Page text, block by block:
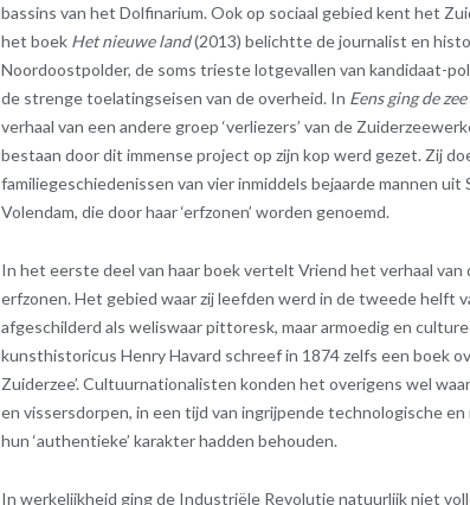
bassins van het Dolfinarium. Ook op sociaal gebied kent het
het boek Het nieuwe land(2013) belichtte de journalist en
Noordoostpolder, de soms trieste lotgevallen van kandidaat-
de strenge toelatingseisen van de overheid. In Eens ging de
verhaal van een andere groep ‘verliezers’ van de
bestaan door dit immense project op zijn kop werd gezet. Zij
familiegeschiedenissen van vier inmiddels bejaarde mannen uit
Volendam, die door haar ‘erfzonen’ worden genoemd.
In het eerste deel van haar boek vertelt Vriend het verhaal van
erfzonen. Het gebied waar zij leefden werd in de tweede helft
afgeschilderd als weliswaar pittoresk, maar armoedig en
kunsthistoricus Henry Havard schreef in 1874 zelfs een boek
Zuiderzee’. Cultuurnationalisten konden het overigens wel
en vissersdorpen, in een tijd van ingrijpende technologische
hun ‘authentieke’ karakter hadden behouden.
In werkelijkheid ging de Industriële Revolutie natuurlijk niet